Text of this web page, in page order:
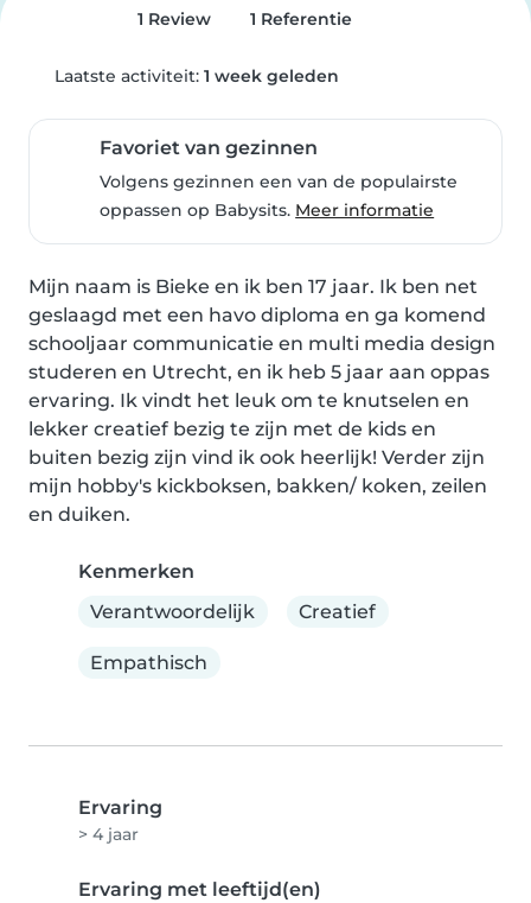
1 Review 1 Referentie
Laatste activiteit: 1 week geleden
Favoriet van gezinnen
Volgens gezinnen een van de populairste
oppassen op Babysits. Meer informatie
Mijn naam is Bieke en ik ben 17 jaar. Ik ben net
geslaagd met een havo diploma en ga komend
schooljaar communicatie en multi media design
studeren en Utrecht, en ik heb 5 jaar aan oppas
ervaring. Ik vindt het leuk om te knutselen en
lekker creatief bezig te zijn met de kids en
buiten bezig zijn vind ik ook heerlijk! Verder zijn
mijn hobby's kickboksen, bakken/ koken, zeilen
en duiken.
Kenmerken
Verantwoordelijk
Creatief
Empathisch
Ervaring
> 4 jaar
Ervaring met leeftijd(en)